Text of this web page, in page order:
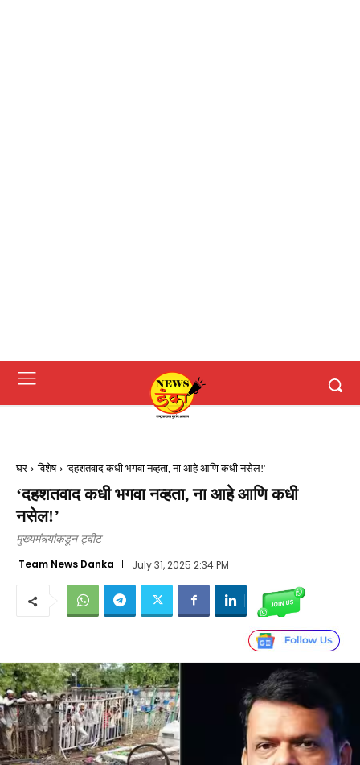
घर विशेष 'दहशतवाद कधी भगवा नव्हता, ना आहे आणि कधी नसेल!'
‘दहशतवाद कधी भगवा नव्हता, ना आहे आणि कधी
नसेल!’
मुख्यमंत्र्यांकडून ट्वीट
Team News Danka July 31, 2025 2:34 PM